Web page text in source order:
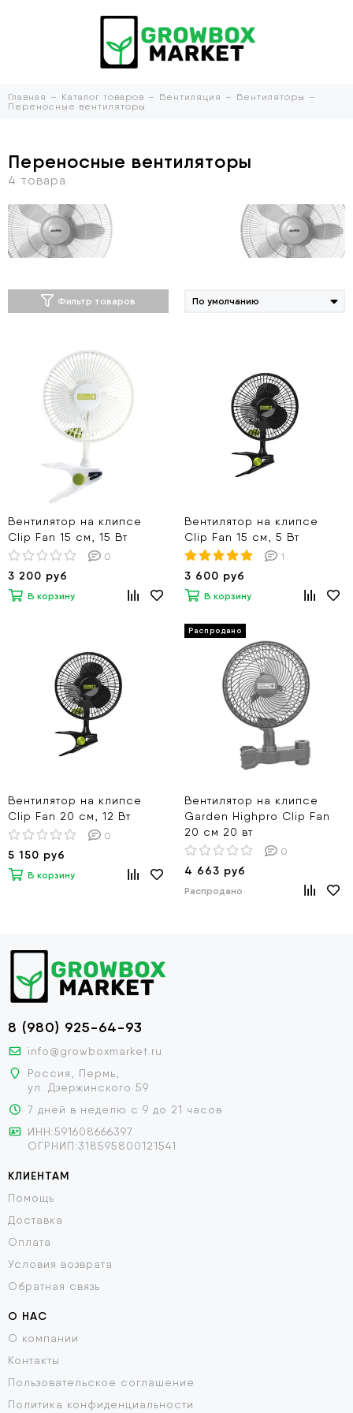
Главная Каталог товаров Вентиляция
Вентиляторы
Переносные вентиляторы
Переносные вентиляторы
Фильтр товаров
Вентилятор на клипсе
Clip Fan 15 см, 15 Вт
0
3 200 руб
В корзину
Вентилятор на клипсе
Clip Fan 15 см, 5 Вт
1
3 600 руб
В корзину
Вентилятор на клипсе
Clip Fan 20 см, 12 Вт
0
5 150 руб
В корзину
Вентилятор на клипсе
Garden Highpro Clip Fan
20 см 20 вт
0
4 663 руб
Распродано
8 (980) 925-64-93
info@growboxmarket.ru
Россия, Пермь,
ул. Дзержинского 59
7 дней в неделю с 9 до 21 часов
ИНН:591608666397
ОГРНИП:318595800121541
КЛИЕНТАМ
Помощь
Доставка
Оплата
Условия возврата
Обратная связь
О НАС
О компании
Контакты
Пользовательское соглашение
Политика конфиденциальности